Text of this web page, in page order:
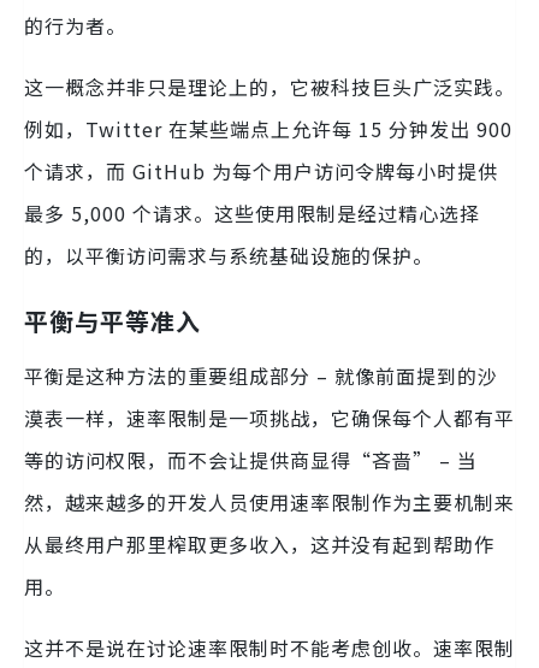
的行为者。
这一概念并非只是理论上的，它被科技巨头广泛实践。
例如，Twitter 在某些端点上允许每 15 分钟发出 900
个请求，而 GitHub 为每个用户访问令牌每小时提供
最多 5,000 个请求。这些使用限制是经过精心选择
的，以平衡访问需求与系统基础设施的保护。
平衡与平等准入
平衡是这种方法的重要组成部分 – 就像前面提到的沙
漠表一样，速率限制是一项挑战，它确保每个人都有平
等的访问权限，而不会让提供商显得“吝啬” – 当
然，越来越多的开发人员使用速率限制作为主要机制来
从最终用户那里榨取更多收入，这并没有起到帮助作
用。
这并不是说在讨论速率限制时不能考虑创收。速率限制